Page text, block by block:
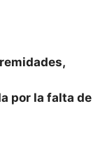
por la falta de